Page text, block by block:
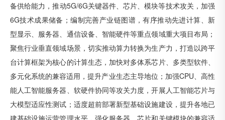
备供给能力，推动5G/6G关键器件、芯片、模块等技术攻关，加强
6G技术成果储备；编制完善产业链图谱，有序推动先进计算、新
型显示、服务器、通信设备、智能硬件等重点领域重大项目布局；
聚焦行业垂直领域场景，切实推动算力转换为生产力，打造以跨平
台计算框架为核心的计算生态，加快对多体系芯片、多类型软件、
多元化系统的兼容适用，提升产业生态主导地位；加强CPU、高性
能人工智能服务器、软硬件协同等攻关力度，开展人工智能芯片与
大模型适应性测试；适度超前部署新型基础设施建设，提升各地已
建基础设施运营管理水平，强化服务器、芯片和关键模块的兼容适